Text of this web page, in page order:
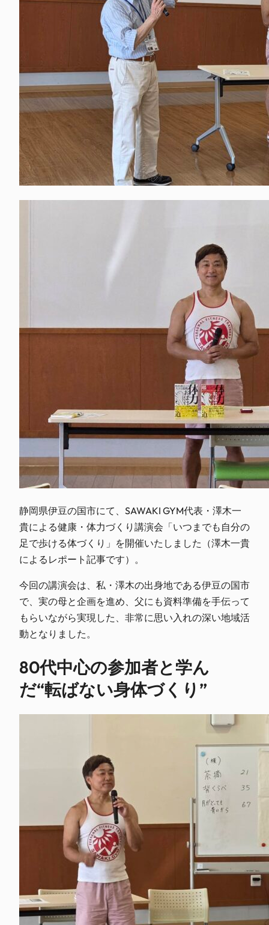
静岡県伊豆の国市にて、SAWAKI GYM代表・澤木一
貴による健康・体力づくり講演会「いつまでも自分の
足で歩ける体づくり」を開催いたしました（澤木一貴
によるレポート記事です）。
今回の講演会は、私・澤木の出身地である伊豆の国市
で、実の母と企画を進め、父にも資料準備を手伝って
もらいながら実現した、非常に思い入れの深い地域活
動となりました。
80代中心の参加者と学ん
だ“転ばない身体づくり”